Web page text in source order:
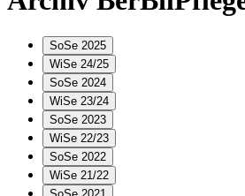
SoSe 2025
WiSe 24/25
SoSe 2024
WiSe 23/24
SoSe 2023
WiSe 22/23
SoSe 2022
WiSe 21/22
SoSe 2021